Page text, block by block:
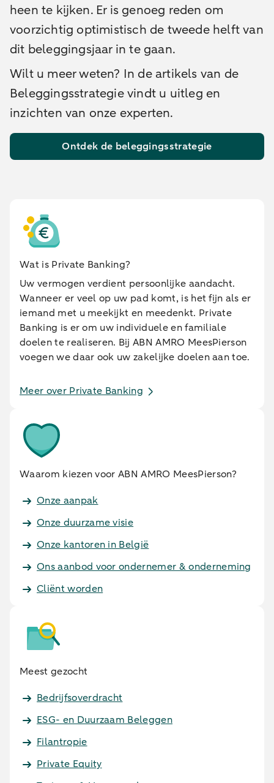
heen te kijken. Er is genoeg reden om
voorzichtig optimistisch de tweede helft van
dit beleggingsjaar in te gaan.
Wilt u meer weten? In de artikels van de
Beleggingsstrategie vindt u uitleg en
inzichten van onze experten.
Ontdek de beleggingsstrategie
Wat is Private Banking?
Uw vermogen verdient persoonlijke aandacht.
Wanneer er veel op uw pad komt, is het fijn als er
iemand met u meekijkt en meedenkt. Private
Banking is er om uw individuele en familiale
doelen te realiseren. Bij ABN AMRO MeesPierson
voegen we daar ook uw zakelijke doelen aan toe.
Meer over Private Banking
Waarom kiezen voor ABN AMRO MeesPierson?
Onze aanpak
Onze duurzame visie
Onze kantoren in België
Ons aanbod voor ondernemer & onderneming
Cliënt worden
Meest gezocht
Bedrijfsoverdracht
ESG- en Duurzaam Beleggen
Filantropie
Private Equity